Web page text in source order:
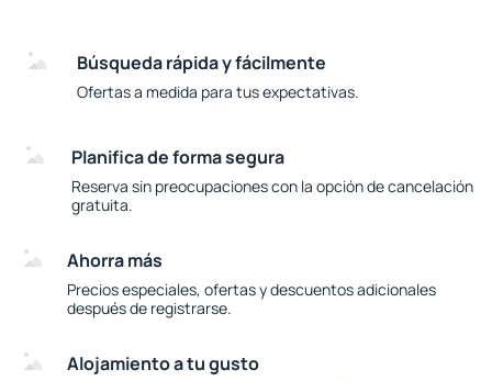
Búsqueda rápida y fácilmente
Ofertas a medida para tus expectativas.
Planifica de forma segura
Reserva sin preocupaciones con la opción de cancelación
gratuita.
Ahorra más
Precios especiales, ofertas y descuentos adicionales
después de registrarse.
Alojamiento a tu gusto